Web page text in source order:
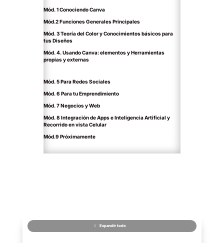
Mód. 1 Conociendo Canva
Mód.2 Funciones Generales Principales
Mód. 3 Teoría del Color y Conocimientos básicos para
tus Diseños
Mód. 4. Usando Canva: elementos y Herramientas
propias y externas
Mód. 5 Para Redes Sociales
Mód. 6 Para tu Emprendimiento
Mód. 7 Negocios y Web
Mód. 8 Integración de Apps e Inteligencia Artificial y
Recorrido en vista Celular
Mód.9 Próximamente
Expandir todo